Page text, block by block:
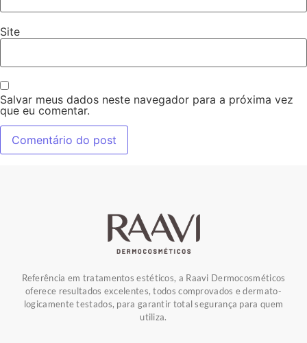
Site
Salvar meus dados neste navegador para a próxima vez
que eu comentar.
Referência em tratamentos estéticos, a Raavi Dermocosméticos
oferece resultados excelentes, todos comprovados e dermato-
logicamente testados, para garantir total segurança para quem
utiliza.